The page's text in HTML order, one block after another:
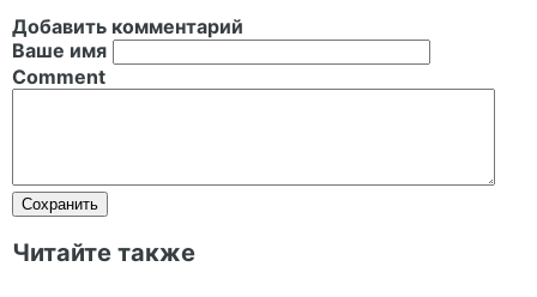
Добавить комментарий
Ваше имя
Comment
Читайте также